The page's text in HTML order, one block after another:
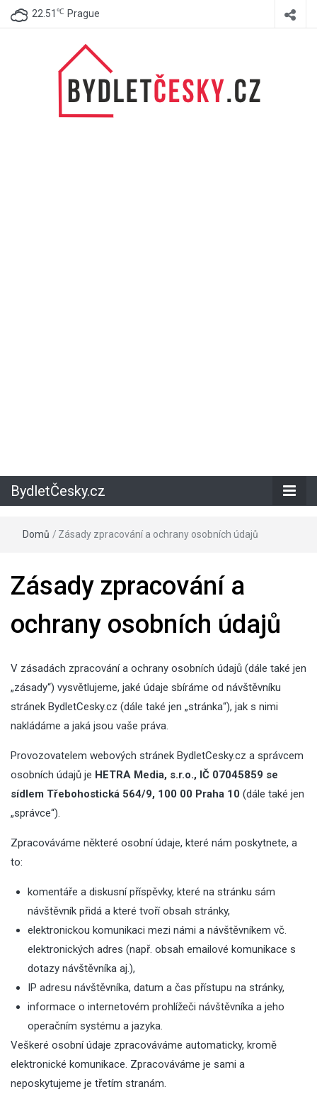
22.51 ℃ Prague
BydletČesky.cz
Domů / Zásady zpracování a ochrany osobních údajů
Zásady zpracování a
ochrany osobních údajů
V zásadách zpracování a ochrany osobních údajů (dále také jen
„zásady“) vysvětlujeme, jaké údaje sbíráme od návštěvníku
stránek BydletCesky.cz (dále také jen „stránka“), jak s nimi
nakládáme a jaká jsou vaše práva.
Provozovatelem webových stránek BydletCesky.cz a správcem
osobních údajů je HETRA Media, s.r.o., IČ 07045859 se
sídlem Třebohostická 564/9, 100 00 Praha 10 (dále také jen
„správce“).
Zpracováváme některé osobní údaje, které nám poskytnete, a
to:
komentáře a diskusní příspěvky, které na stránku sám
návštěvník přidá a které tvoří obsah stránky,
elektronickou komunikaci mezi námi a návštěvníkem vč.
elektronických adres (např. obsah emailové komunikace s
dotazy návštěvníka aj.),
IP adresu návštěvníka, datum a čas přístupu na stránky,
informace o internetovém prohlížeči návštěvníka a jeho
operačním systému a jazyka.
Veškeré osobní údaje zpracováváme automaticky, kromě
elektronické komunikace. Zpracováváme je sami a
neposkytujeme je třetím stranám.